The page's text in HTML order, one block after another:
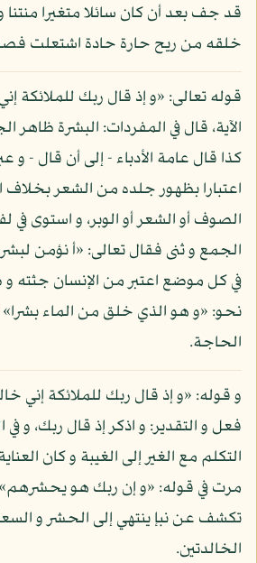
قد جف بعد أن كان سائلا متغيرا منتنا
خلقه من ريح حارة حادة اشتعلت
قوله تعالى: «و إذ قال ربك للملائكة
الآية، قال في المفردات: البشرة ظاهر
كذا قال عامة الأدباء - إلى أن قال - و
اعتبارا بظهور جلده من الشعر بخلاف
الصوف أو الشعر أو الوبر، و استوى في
الجمع و ثنى فقال تعالى: «أ نؤمن
في كل موضع اعتبر من الإنسان جثته
نحو: «و هو الذي خلق من الماء
الحاجة.
و قوله: «و إذ قال ربك للملائكة إني
فعل و التقدير: و اذكر إذ قال ربك، و في
التكلم مع الغير إلى الغيبة و كان
مرت في قوله: «و إن ربك هو يحشرهم»
تكشف عن نبإ ينتهي إلى الحشر و
الخالدتين.